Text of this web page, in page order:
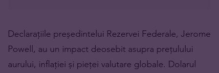
Declarațiile președintelui Rezervei Federale, Jerome
Powell, au un impact deosebit asupra prețulului
aurului, inflației și pieței valutare globale. Dolarul